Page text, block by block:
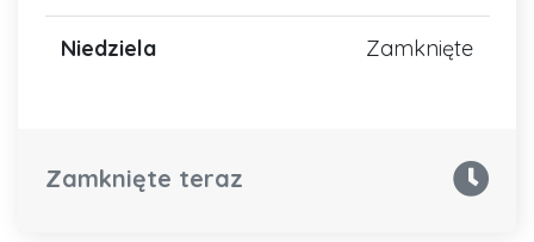
Niedziela Zamknięte
Zamknięte teraz